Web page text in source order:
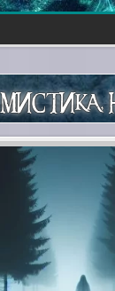
МИСТИКА,